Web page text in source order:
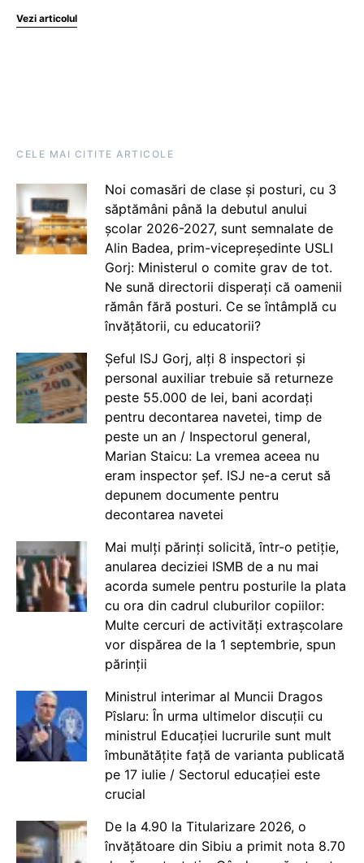
Vezi articolul
CELE MAI CITITE ARTICOLE
Noi comasări de clase și posturi, cu 3
săptămâni până la debutul anului
școlar 2026-2027, sunt semnalate de
Alin Badea, prim-vicepreședinte USLI
Gorj: Ministerul o comite grav de tot.
Ne sună directorii disperați că oamenii
rămân fără posturi. Ce se întâmplă cu
învățătorii, cu educatorii?
Șeful ISJ Gorj, alți 8 inspectori și
personal auxiliar trebuie să returneze
peste 55.000 de lei, bani acordați
pentru decontarea navetei, timp de
peste un an / Inspectorul general,
Marian Staicu: La vremea aceea nu
eram inspector șef. ISJ ne-a cerut să
depunem documente pentru
decontarea navetei
Mai mulți părinți solicită, într-o petiție,
anularea deciziei ISMB de a nu mai
acorda sumele pentru posturile la plata
cu ora din cadrul cluburilor copiilor:
Multe cercuri de activități extrașcolare
vor dispărea de la 1 septembrie, spun
părinții
Ministrul interimar al Muncii Dragos
Pîslaru: În urma ultimelor discuții cu
ministrul Educației lucrurile sunt mult
îmbunătățite față de varianta publicată
pe 17 iulie / Sectorul educației este
crucial
De la 4.90 la Titularizare 2026, o
învățătoare din Sibiu a primit nota 8.70